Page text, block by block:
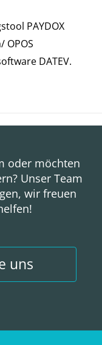
PAYDOX
OPOS
DATEV.
oder möchten
Unser Team
wir freuen
uns